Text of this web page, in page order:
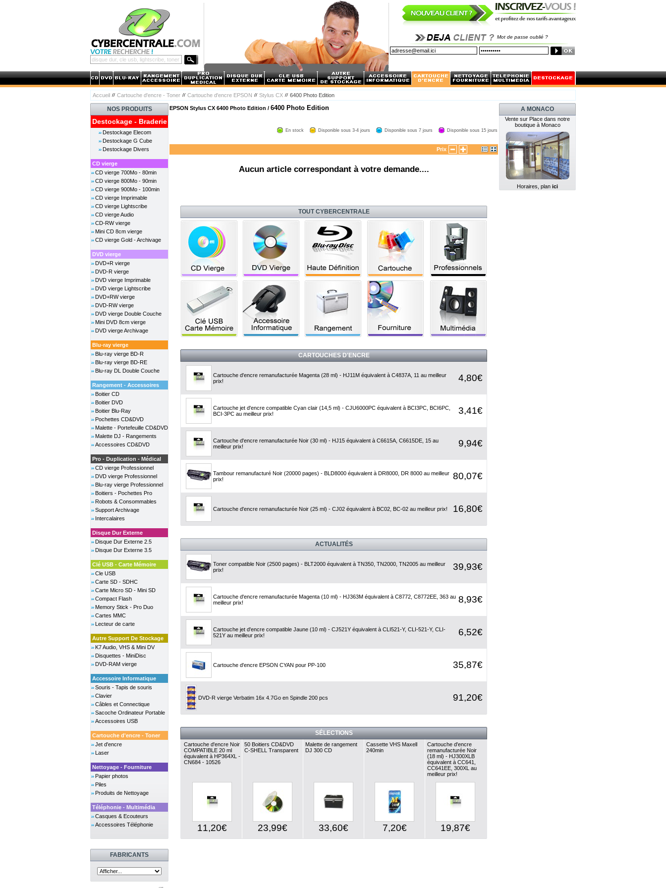
Mot de passe oublié ?
Accueil Cartouche d'encre - Toner Cartouche d'encre EPSON Stylus CX 6400 Photo Edition
NOS PRODUITS
Destockage - Braderie
Destockage Elecom
Destockage G Cube
Destockage Divers
CD vierge
CD vierge 700Mo - 80min
CD vierge 800Mo - 90min
CD vierge 900Mo - 100min
CD vierge Imprimable
CD vierge Lightscribe
CD vierge Audio
CD-RW vierge
Mini CD 8cm vierge
CD vierge Gold - Archivage
DVD vierge
DVD+R vierge
DVD-R vierge
DVD vierge Imprimable
DVD vierge Lightscribe
DVD+RW vierge
DVD-RW vierge
DVD vierge Double Couche
Mini DVD 8cm vierge
DVD vierge Archivage
Blu-ray vierge
Blu-ray vierge BD-R
Blu-ray vierge BD-RE
Blu-ray DL Double Couche
Rangement - Accessoires
Boitier CD
Boitier DVD
Boitier Blu-Ray
Pochettes CD&DVD
Malette - Portefeuille CD&DVD
Malette DJ - Rangements
Accessoires CD&DVD
Pro - Duplication - Médical
CD vierge Professionnel
DVD vierge Professionnel
Blu-ray vierge Professionnel
Boitiers - Pochettes Pro
Robots & Consommables
Support Archivage
Intercalaires
Disque Dur Externe
Disque Dur Externe 2.5
Disque Dur Externe 3.5
Clé USB - Carte Mémoire
Cle USB
Carte SD - SDHC
Carte Micro SD - Mini SD
Compact Flash
Memory Stick - Pro Duo
Cartes MMC
Lecteur de carte
Autre Support De Stockage
K7 Audio, VHS & Mini DV
Disquettes - MiniDisc
DVD-RAM vierge
Accessoire Informatique
Souris - Tapis de souris
Clavier
Câbles et Connectique
Sacoche Ordinateur Portable
Accessoires USB
Cartouche d'encre - Toner
Jet d'encre
Laser
Nettoyage - Fourniture
Papier photos
Piles
Produits de Nettoyage
Téléphonie - Multimédia
Casques & Ecouteurs
Accessoires Téléphonie
FABRICANTS
EPSON Stylus CX 6400 Photo Edition / 6400 Photo Edition
En stock Disponible sous 3-4 jours Disponible sous 7 jours Disponible sous 15 jours
Prix
Aucun article correspondant à votre demande....
TOUT CYBERCENTRALE
CARTOUCHES D'ENCRE
Cartouche d'encre remanufacturée Magenta (28 ml) - HJ11M équivalent à C4837A, 11 au meilleur
prix!
4,80€
Cartouche jet d'encre compatible Cyan clair (14,5 ml) - CJU6000PC équivalent à BCI3PC, BCI6PC,
BCI-3PC au meilleur prix!
3,41€
Cartouche d'encre remanufacturée Noir (30 ml) - HJ15 équivalent à C6615A, C6615DE, 15 au
meilleur prix!
9,94€
Tambour remanufacturé Noir (20000 pages) - BLD8000 équivalent à DR8000, DR 8000 au meilleur
prix!
80,07€
Cartouche d'encre remanufacturée Noir (25 ml) - CJ02 équivalent à BC02, BC-02 au meilleur prix! 16,80€
ACTUALITÉS
Toner compatible Noir (2500 pages) - BLT2000 équivalent à TN350, TN2000, TN2005 au meilleur
prix!
39,93€
Cartouche d'encre remanufacturée Magenta (10 ml) - HJ363M équivalent à C8772, C8772EE, 363 au
meilleur prix!
8,93€
Cartouche jet d'encre compatible Jaune (10 ml) - CJ521Y équivalent à CLI521-Y, CLI-521-Y, CLI-
521Y au meilleur prix!
6,52€
Cartouche d'encre EPSON CYAN pour PP-100 35,87€
DVD-R vierge Verbatim 16x 4.7Go en Spindle 200 pcs 91,20€
SÉLECTIONS
Cartouche d'encre Noir
COMPATIBLE 20 ml
équivalent à HP364XL -
CN684 - 10526
11,20€
50 Boitiers CD&DVD
C-SHELL Transparent
23,99€
Malette de rangement
DJ 300 CD
33,60€
Cassette VHS Maxell
240min
7,20€
Cartouche d'encre
remanufacturée Noir
(18 ml) - HJ300XLB
équivalent à CC641,
CC641EE, 300XL au
meilleur prix!
19,87€
A MONACO
Vente sur Place dans notre
boutique à Monaco
Horaires, plan ici